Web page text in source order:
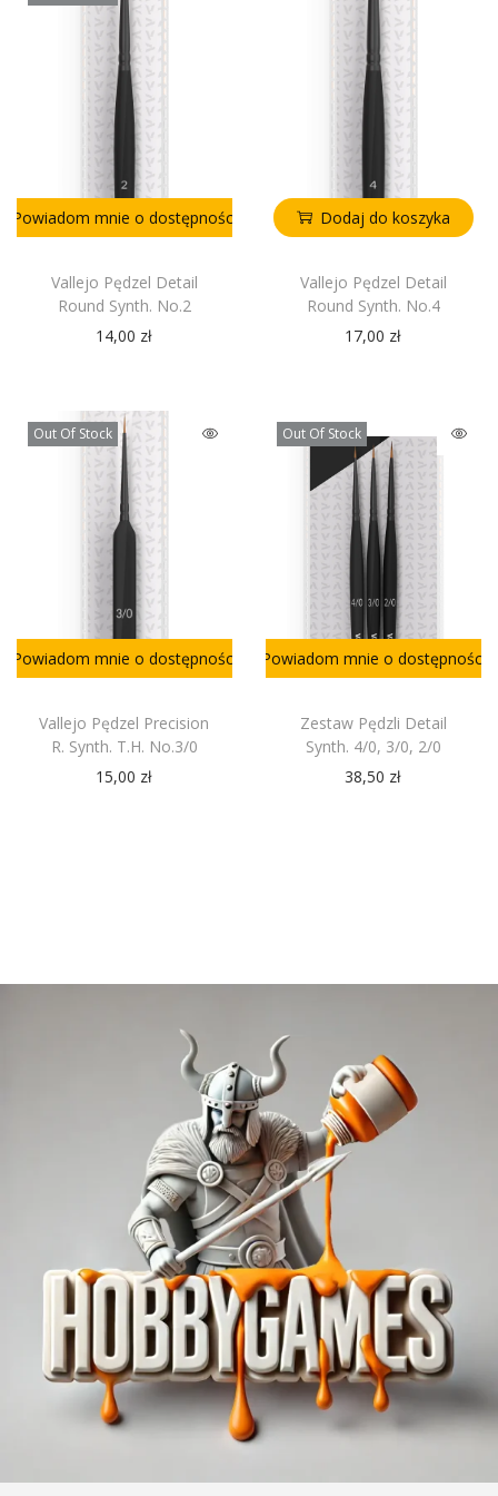
Powiadom mnie o dostępności
Vallejo Pędzel Detail
Round Synth. No.2
14,00 zł
Dodaj do koszyka
Vallejo Pędzel Detail
Round Synth. No.4
17,00 zł
Out Of Stock
Powiadom mnie o dostępności
Vallejo Pędzel Precision
R. Synth. T.H. No.3/0
15,00 zł
Out Of Stock
Powiadom mnie o dostępności
Zestaw Pędzli Detail
Synth. 4/0, 3/0, 2/0
38,50 zł